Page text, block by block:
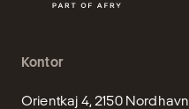
Kontor
Orientkaj 4, 2150 Nordhavn